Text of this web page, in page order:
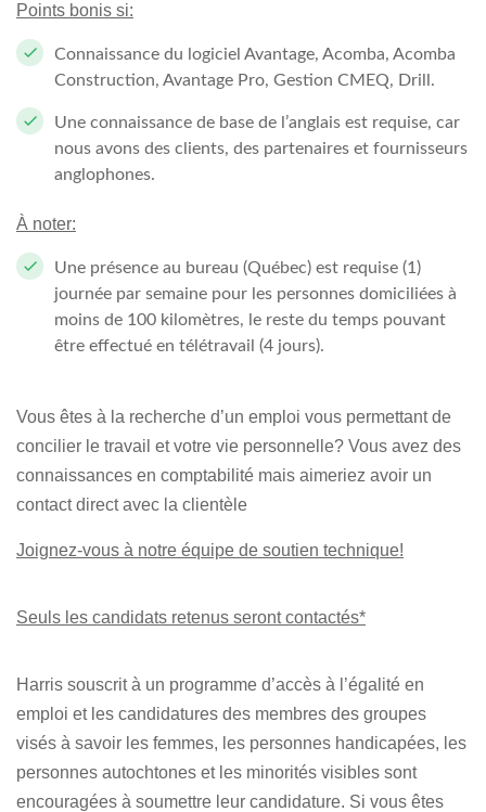
Points bonis si:
Connaissance du logiciel Avantage, Acomba, Acomba
Construction, Avantage Pro, Gestion CMEQ, Drill.
Une connaissance de base de l’anglais est requise, car
nous avons des clients, des partenaires et fournisseurs
anglophones.
À noter:
Une présence au bureau (Québec) est requise (1)
journée par semaine pour les personnes domiciliées à
moins de 100 kilomètres, le reste du temps pouvant
être effectué en télétravail (4 jours).
Vous êtes à la recherche d’un emploi vous permettant de
concilier le travail et votre vie personnelle? Vous avez des
connaissances en comptabilité mais aimeriez avoir un
contact direct avec la clientèle
Joignez-vous à notre équipe de soutien technique!
Seuls les candidats retenus seront contactés*
Harris souscrit à un programme d’accès à l’égalité en
emploi et les candidatures des membres des groupes
visés à savoir les femmes, les personnes handicapées, les
personnes autochtones et les minorités visibles sont
encouragées à soumettre leur candidature. Si vous êtes